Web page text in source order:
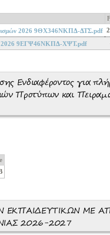
2026 9ΘΧ346ΝΚΠΔ-ΔΤΣ.pdf
2026 9ΕΓΨ46ΝΚΠΔ-ΧΨΤ.pdf
Ενδιαφέροντος για
Προτύπων και
ΜΕ
2026-2027